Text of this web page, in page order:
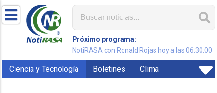
Próximo programa:
NotiRASA con Ronald Rojas hoy a las 06:30:00
Ciencia y Tecnología Boletines Clima